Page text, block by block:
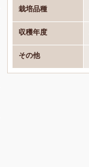
栽培品種
収穫年度
その他